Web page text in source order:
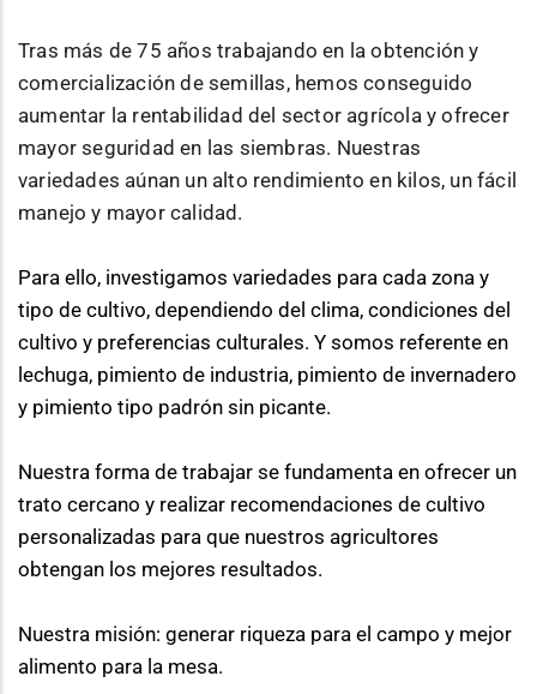
Tras más de 75 años trabajando en la obtención y
comercialización de semillas, hemos conseguido
aumentar la rentabilidad del sector agrícola y ofrecer
mayor seguridad en las siembras. Nuestras
variedades aúnan un alto rendimiento en kilos, un fácil
manejo y mayor calidad.
Para ello, investigamos variedades para cada zona y
tipo de cultivo, dependiendo del clima, condiciones del
cultivo y preferencias culturales. Y somos referente en
lechuga, pimiento de industria, pimiento de invernadero
y pimiento tipo padrón sin picante.
Nuestra forma de trabajar se fundamenta en ofrecer un
trato cercano y realizar recomendaciones de cultivo
personalizadas para que nuestros agricultores
obtengan los mejores resultados.
Nuestra misión: generar riqueza para el campo y mejor
alimento para la mesa.